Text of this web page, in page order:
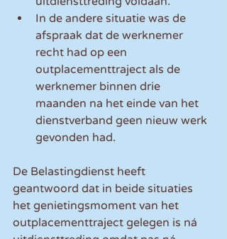
In de andere situatie was de
afspraak dat de werknemer
recht had op een
outplacementtraject als de
werknemer binnen drie
maanden na het einde van het
dienstverband geen nieuw werk
gevonden had.
De Belastingdienst heeft
geantwoord dat in beide situaties
het genietingsmoment van het
outplacementtraject gelegen is ná